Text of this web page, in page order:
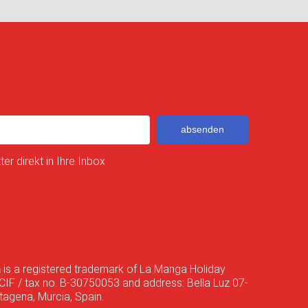
absenden
direkt in Ihre Inbox
is a registered trademark of La Manga Holiday
/ tax no. B-30750053 and address: Bella Luz 07-
Murcia, Spain.